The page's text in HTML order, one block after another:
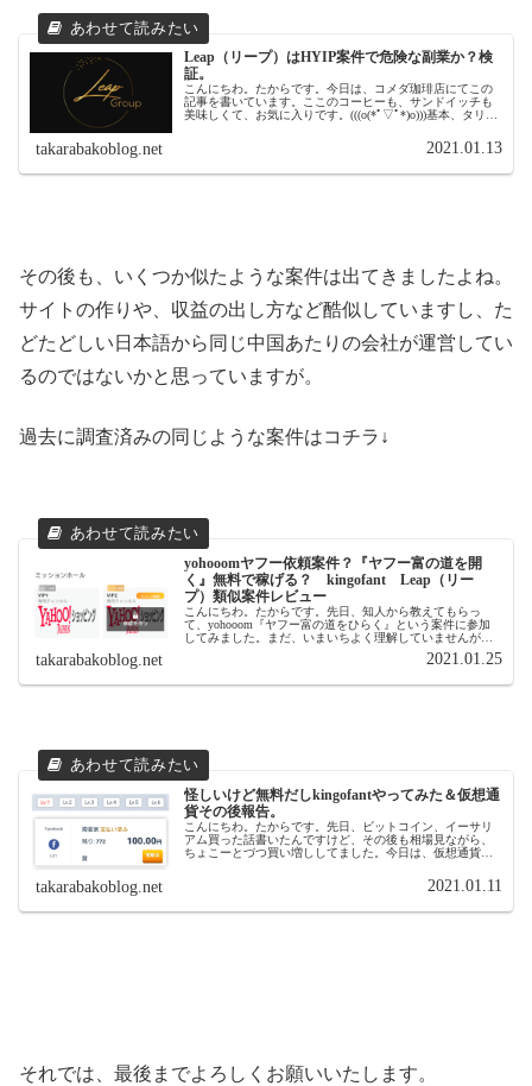
Leap（リープ）はHYIP案件で危険な副業か？検
証。
こんにちわ。たからです。今日は、コメダ珈琲店にてこの
記事を書いています。ここのコーヒーも、サンドイッチも
美味しくて、お気に入りです。(((o(*ﾟ▽ﾟ*)o)))基本、タリー
takarabakoblog.net 2021.01.13
その後も、いくつか似たような案件は出てきましたよね。
サイトの作りや、収益の出し方など酷似していますし、た
どたどしい日本語から同じ中国あたりの会社が運営してい
るのではないかと思っていますが。
過去に調査済みの同じような案件はコチラ↓
yohooomヤフー依頼案件？『ヤフー富の道を開
く』無料で稼げる？ kingofant Leap（リー
プ）類似案件レビュー
こんにちわ。たからです。先日、知人から教えてもらっ
て、yohooom『ヤフー富の道をひらく』という案件に参加
してみました。まだ、いまいちよく理解していませんが、
この案件についてレビューしていきます。過去にレビュー
takarabakoblog.net 2021.01.25
怪しいけど無料だしkingofantやってみた＆仮想通
貨その後報告。
こんにちわ。たからです。先日、ビットコイン、イーサリ
アム買った話書いたんですけど、その後も相場見ながら、
ちょこーとづつ買い増ししてました。今日は、仮想通貨全
takarabakoblog.net 2021.01.11
それでは、最後までよろしくお願いいたします。